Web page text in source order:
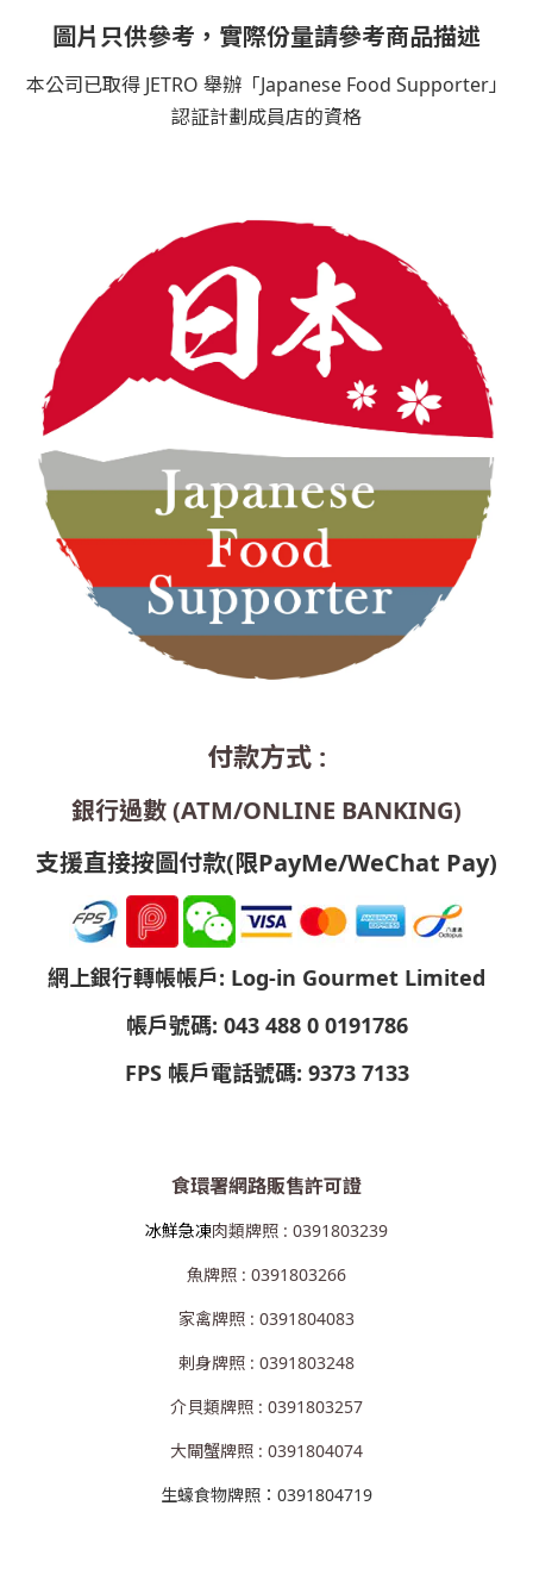
圖片只供參考，實際份量請參考商品描述
本公司已取得 JETRO 舉辦「Japanese Food Supporter」
認証計劃成員店的資格
付款方式 :
銀行過數 (ATM/ONLINE BANKING)
支援直接按圖付款(限PayMe/WeChat Pay)
網上銀行轉帳帳戶: Log-in Gourmet Limited
帳戶號碼: 043 488 0 0191786
FPS 帳戶電話號碼: 9373 7133
食環署網路販售許可證
冰鮮急凍肉類牌照 : 0391803239
魚牌照 : 0391803266
家禽牌照 : 0391804083
剌身牌照 : 0391803248
介貝類牌照 : 0391803257
大閘蟹牌照 : 0391804074
生蠔食物牌照：0391804719